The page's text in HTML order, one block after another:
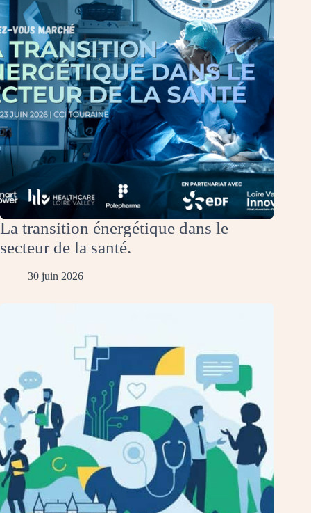
La transition énergétique dans le
secteur de la santé.
30 juin 2026